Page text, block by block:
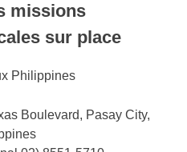
missions
sur place
Philippines
Boulevard, Pasay City,